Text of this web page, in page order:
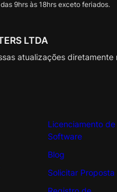
9hrs às 18hrs exceto feriados.
LTDA
atualizações diretamente
Licenciamento de
Software
Blog
Solicitar Proposta